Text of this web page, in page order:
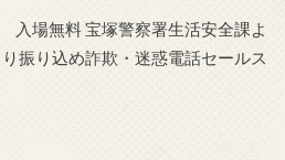
場無料 宝塚警察署生活安全課よ
振り込め詐欺・迷惑電話セールス